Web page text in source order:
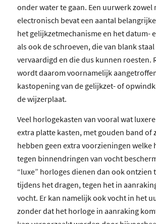
onder water te gaan. Een uurwerk zowel
electronisch bevat een aantal
het gelijkzetmechanisme en het datum-
als ook de schroeven, die van blank
vervaardigd en die dus kunnen roesten.
wordt daarom voornamelijk
kastopening van de gelijkzet- of
de wijzerplaat.
Veel horlogekasten van vooral wat
extra platte kasten, met gouden band of
hebben geen extra voorzieningen welke
tegen binnendringen van vocht
“luxe” horloges dienen dan ook ontzien
tijdens het dragen, tegen het in
vocht. Er kan namelijk ook vocht in het
zonder dat het horloge in aanraking